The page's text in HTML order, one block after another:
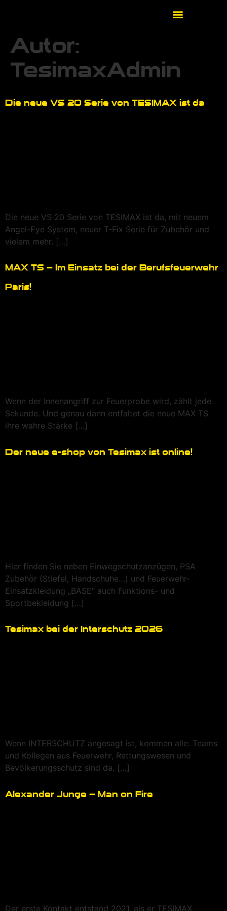
Autor:
TesimaxAdmin
Die neue VS 20 Serie von TESIMAX ist da
Die neue VS 20 Serie von TESIMAX ist da, mit neuem
Angel-Eye System, neuer T-Fix Serie für Zubehör und
vielem mehr. […]
MAX TS – Im Einsatz bei der Berufsfeuerwehr
Paris!
Wenn der Innenangriff zur Feuerprobe wird, zählt jede
Sekunde. Und genau dann entfaltet die neue MAX TS
ihre wahre Stärke […]
Der neue e-shop von Tesimax ist online!
Hier finden Sie neben Einwegschutzanzügen, PSA
Zubehör (Stiefel, Handschuhe…) und Feuerwehr-
Einsatzkleidung „BASE“ auch Funktions- und
Sportbekleidung […]
Tesimax bei der Interschutz 2026
Wenn INTERSCHUTZ angesagt ist, kommen alle. Teams
und Kollegen aus Feuerwehr, Rettungswesen und
Bevölkerungsschutz sind da, […]
Alexander Junge – Man on Fire
Der erste Kontakt entstand 2021, als er TESIMAX